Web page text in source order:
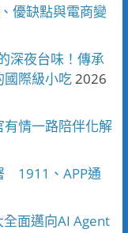
優缺點與電商變
深夜台味！傳承
國際級小吃2026
情一路陪伴化解
1911、APP通
面邁向AI Agent